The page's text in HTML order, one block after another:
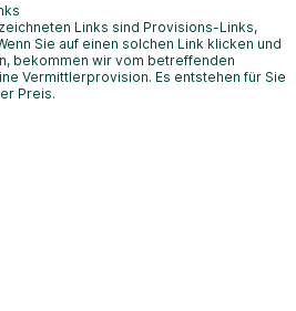
Links sind Provisions-Links,
Sie auf einen solchen Link klicken und
bekommen wir vom betreffenden
Vermittlerprovision. Es entstehen für Sie
Preis.